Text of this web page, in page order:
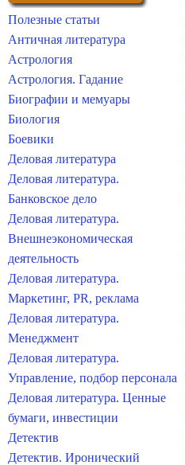
Полезные статьи
Античная литература
Астрология
Астрология. Гадание
Биографии и мемуары
Биология
Боевики
Деловая литература
Деловая литература.
Банковское дело
Деловая литература.
Внешнеэкономическая
деятельность
Деловая литература.
Маркетинг, PR, реклама
Деловая литература.
Менеджмент
Деловая литература.
Управление, подбор персонала
Деловая литература. Ценные
бумаги, инвестиции
Детектив
Детектив. Иронический